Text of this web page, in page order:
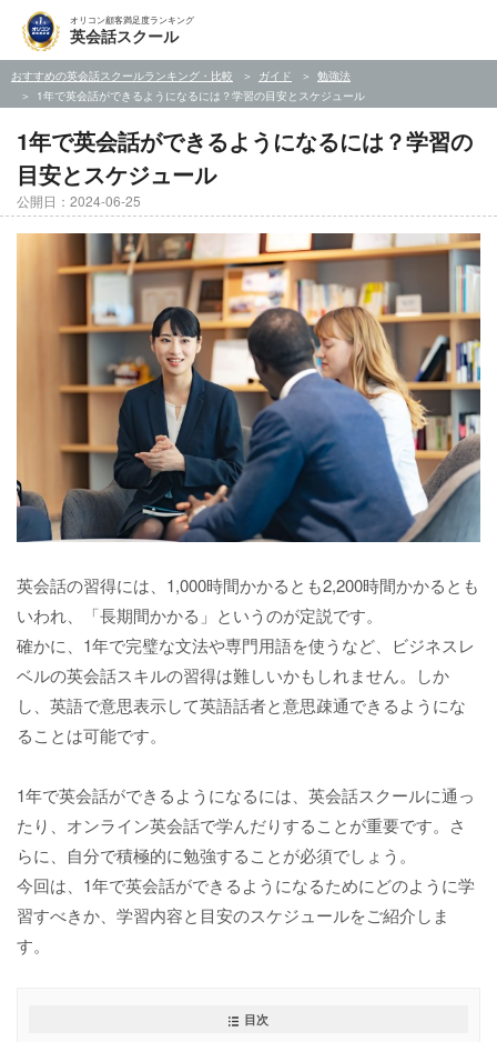
オリコン顧客満足度ランキング
英会話スクール
おすすめの英会話スクールランキング・比較 ガイド
勉強法
1年で英会話ができるようになるには？学習の目安とスケジュール
1年で英会話ができるようになるには？学習の
目安とスケジュール
公開日：2024-06-25
英会話の習得には、1,000時間かかるとも2,200時間かかるとも
いわれ、「長期間かかる」というのが定説です。
確かに、1年で完璧な文法や専門用語を使うなど、ビジネスレ
ベルの英会話スキルの習得は難しいかもしれません。しか
し、英語で意思表示して英語話者と意思疎通できるようにな
ることは可能です。
1年で英会話ができるようになるには、英会話スクールに通っ
たり、オンライン英会話で学んだりすることが重要です。さ
らに、自分で積極的に勉強することが必須でしょう。
今回は、1年で英会話ができるようになるためにどのように学
習すべきか、学習内容と目安のスケジュールをご紹介しま
す。
目次